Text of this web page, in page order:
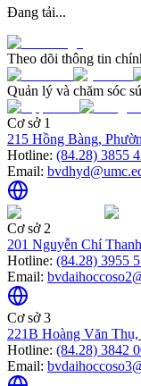
Đang tải...
Theo dõi thông tin
Quản lý và chăm sóc
Cơ sở 1
215 Hồng Bàng,
Hotline: (84.28) 3855
Email:
Cơ sở 2
201 Nguyễn Chí
Hotline: (84.28) 3955
Email:
Cơ sở 3
221B Hoàng Văn
Hotline: (84.28) 3842
Email: